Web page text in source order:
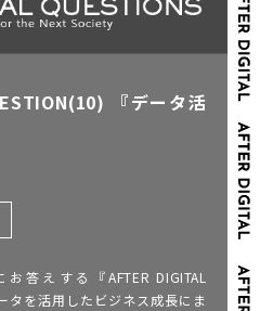
『データ活
答えする『AFTER DIGITAL
タを活用したビジネス成長にま